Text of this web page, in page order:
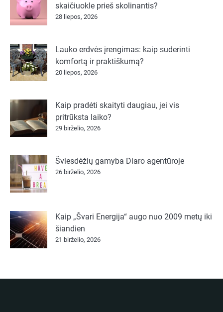
skaičiuokle prieš skolinantis?
28 liepos, 2026
Lauko erdvės įrengimas: kaip suderinti
komfortą ir praktiškumą?
20 liepos, 2026
Kaip pradėti skaityti daugiau, jei vis
pritrūksta laiko?
29 birželio, 2026
Šviesdėžių gamyba Diaro agentūroje
26 birželio, 2026
Kaip „Švari Energija“ augo nuo 2009 metų iki
šiandien
21 birželio, 2026